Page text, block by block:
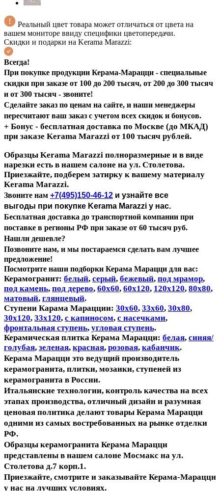
Реальный цвет товара может отличаться от цвета на
вашем мониторе ввиду специфики цветопередачи.
Скидки и подарки на Kerama Marazzi:
Всегда!
При покупке продукции Керама-Марацци - специальные
скидки при заказе от 100 до 200 тысяч, от 200 до 300 тысяч
и от 300 тысяч - звоните!
Сделайте заказ по ценам на сайте, и наши менеджеры
пересчитают ваш заказ с учетом всех скидок и бонусов.
+ Бонус - бесплатная доставка по Москве (до МКАД)
при заказе Kerama Marazzi от 100 тысяч рублей.
Образцы Kerama Marazzi полноразмерные и в виде
нарезки есть в нашем салоне на ул. Столетова.
Приезжайте, подберем затирку к вашему материалу
Kerama Marazzi.
Звоните нам +7(495)150-46-12 и узнайте все
выгоды при покупке Kerama Marazzi у нас.
Бесплатная доставка до транспортной компании при
поставке в регионы РФ при заказе от 60 тысяч руб.
Нашли дешевле?
Позвоните нам, и мы постараемся сделать вам лучшее
предложение!
Посмотрите наши подборки Керама Марацци для вас:
Керамогранит: белый, серый, бежевый, под мрамор,
под камень, под дерево, 60х60, 60х120, 120х120, 80х80,
матовый, глянцевый.
Ступени Карама Марацции: 30х60, 33х60, 30х80,
30х120, 33х120, с капиносом, с насечками,
фронтальная ступень, угловая ступень.
Керамическая плитка Керама Марацци: белая, синяя/
голубая, зеленая, красная, розовая, кабанчик.
Керама Марацци это ведущий производитель
керамогранита, плитки, мозаики, ступеней из
керамогранита в России.
Итальянские технологии, контроль качества на всех
этапах производства, отличный дизайн и разумная
ценовая политика делают товары Керама Марацци
одними из самых востребованных на рынке отделки
РФ.
Образцы керамогранита Керама Марацци
представлены в нашем салоне Мосмакс на ул.
Столетова д.7 корп.1.
Приезжайте, смотрите и заказывайте Керама-Марацци
у нас на лучших условиях.